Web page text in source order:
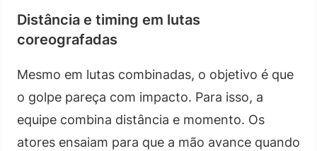
Distância e timing em lutas
coreografadas
Mesmo em lutas combinadas, o objetivo é que
o golpe pareça com impacto. Para isso, a
equipe combina distância e momento. Os
atores ensaiam para que a mão avance quando